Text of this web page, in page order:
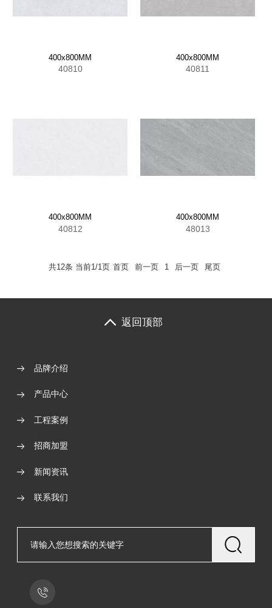
400x800MM
40810
400x800MM
40811
400x800MM
40812
400x800MM
48013
共12条 当前1/1页 首页 前一页 1 后一页 尾页
返回顶部
品牌介绍
产品中心
工程案例
招商加盟
新闻资讯
联系我们